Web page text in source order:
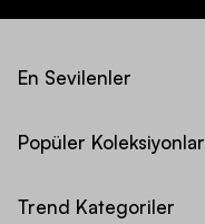
En Sevilenler
Popüler Koleksiyonlar
Trend Kategoriler